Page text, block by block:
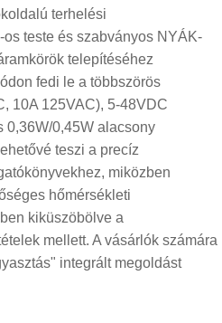
terhelési
teste és szabványos NYÁK-
telepítéséhez
fedi le a többszörös
10A 125VAC), 5-48VDC
0,36W/0,45W alacsony
teszi a precíz
miközben
hőmérsékleti
kiküszöbölve a
mellett. A vásárlók számára
integrált megoldást